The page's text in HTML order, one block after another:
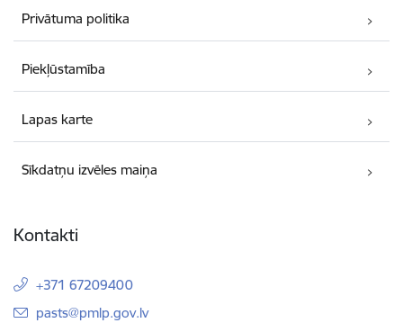
Privātuma politika
Piekļūstamība
Lapas karte
Sīkdatņu izvēles maiņa
Kontakti
+371 67209400
E-pasts:
pasts@pmlp.gov.lv